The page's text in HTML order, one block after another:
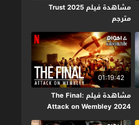
مشاهدة فيلم Trust 2025
مترجم
01:19:42
مشاهدة فيلم The Final:
Attack on Wembley 2024
مترجم